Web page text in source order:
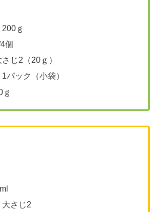
ｇ
個
じ2（20ｇ）
ック（小袋）
さじ2